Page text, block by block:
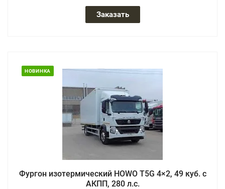
Заказать
НОВИНКА
Фургон изотермический HOWO T5G 4×2, 49 куб. с
АКПП, 280 л.с.